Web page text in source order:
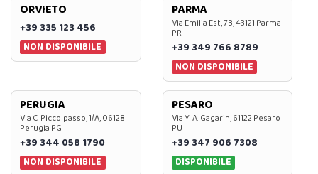
ORVIETO
+39 335 123 456
NON DISPONIBILE
PARMA
Via Emilia Est, 7B, 43121 Parma
PR
+39 349 766 8789
NON DISPONIBILE
PERUGIA
Via C. Piccolpasso, 1/A, 06128
Perugia PG
+39 344 058 1790
NON DISPONIBILE
PESARO
Via Y. A. Gagarin, 61122 Pesaro
PU
+39 347 906 7308
DISPONIBILE